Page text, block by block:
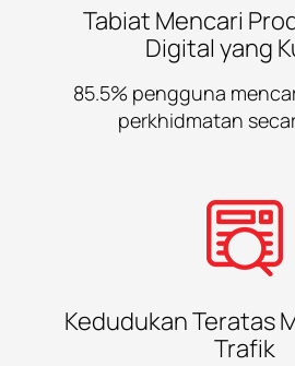
Tabiat Mencari
Digital yang
85.5% pengguna
perkhidmatan
Kedudukan Teratas
Trafik